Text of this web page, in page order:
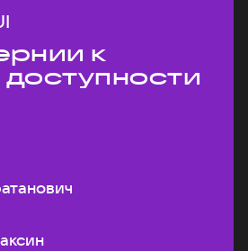
к
доступности